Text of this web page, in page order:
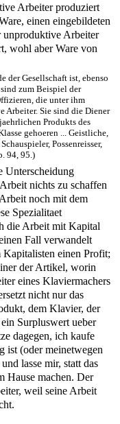
Arbeiter produziert
einen eingebildeten
unproduktive Arbeiter
wohl aber Ware von
der Gesellschaft ist, ebenso
zum Beispiel der
die unter ihm
Arbeiter. Sie sind die Diener
Produkts des
gehoeren ... Geistliche,
Possenreisser,
94, 95.)
Unterscheidung
nichts zu schaffen
noch mit dem
Spezialitaet
die Arbeit mit Kapital
Fall verwandelt
einen Profit;
der Artikel, worin
eines Klaviermachers
nicht nur das
dem Klavier, der
Surpluswert ueber
dagegen, ich kaufe
ist (oder meinetwegen
lasse mir, statt das
Hause machen. Der
weil seine Arbeit